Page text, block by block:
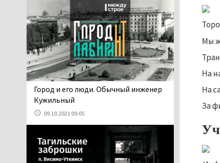
Мы
На
На
За
назвавшего незамужних
женщин неполноценными людьми, а
неженатых мужчин — инвалидами,
проверит прокуратура (ВИДЕО)
05.08.2026 14:40
На водоёмах
Свердловской области с
начала купального сезона
погиб 21 человек
станет мировой
столицей
короткометражного кино
​​​​​​​Город и его люди. Обычный инженер
Кужильный
09.10.2021 09:05